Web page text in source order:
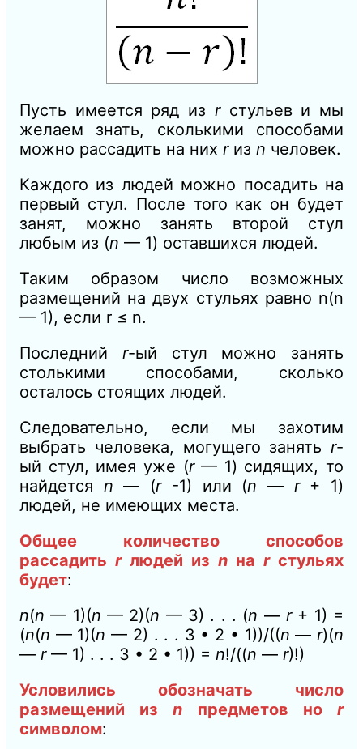
Пусть имеется ряд из rстульев и мы
желаем знать, сколькими способами
можно рассадить на них rиз n человек.
Каждого из людей можно посадить на
первый стул. После того как он будет
занят, можно занять второй стул
любым из (n — 1) оставшихся людей.
Таким образом число возможных
размещений на двух стульях равно n(n
— 1), если r ≤ n.
Последний r-ый стул можно занять
столькими способами, сколько
осталось стоящих людей.
Следовательно, если мы захотим
выбрать человека, могущего занять r-
ый стул, имея уже (r— 1) сидящих, то
найдется n — (r-1) или (n — r+ 1)
людей, не имеющих места.
Общее количество способов
рассадить rлюдей из n на rстульях
будет:
n(n — 1)(n — 2)(n — 3) . . . (n —r+ 1) =
(n(n — 1)(n — 2) . . . 3 • 2 • 1))/((n —r)(n
— r— 1) . . . 3 • 2 • 1)) = n!/((n — r)!)
Условились обозначать число
размещений изn предметов ноr
символом: